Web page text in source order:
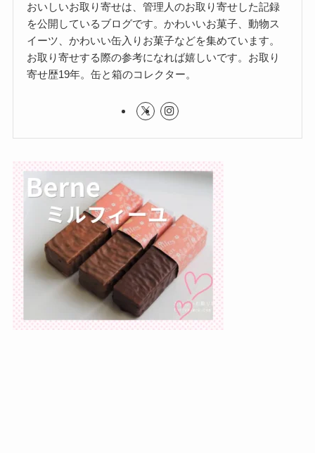
おいしいお取り寄せは、管理人のお取り寄せした記録
を公開しているブログです。かわいいお菓子、動物ス
イーツ、かわいい缶入りお菓子などを集めています。
お取り寄せする際の参考になれば嬉しいです。お取り
寄せ歴19年。缶と箱のコレクター。